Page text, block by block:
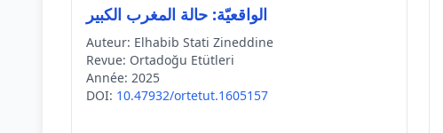
الواقعيّة: حالة المغرب الكبير
Auteur: Elhabib Stati Zineddine
Revue: Ortadoğu Etütleri
Année: 2025
DOI: 10.47932/ortetut.1605157